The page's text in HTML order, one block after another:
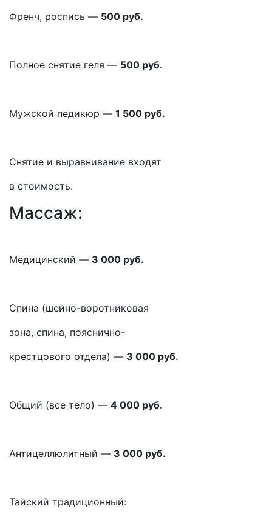
Френч, роспись — 500 руб.
Полное снятие геля — 500 руб.
Мужской педикюр — 1 500 руб.
Снятие и выравнивание входят
в стоимость.
Массаж:
Медицинский — 3 000 руб.
Спина (шейно-воротниковая
зона, спина, пояснично-
крестцового отдела) — 3 000 руб.
Общий (все тело) — 4 000 руб.
Антицеллюлитный — 3 000 руб.
Тайский традиционный: